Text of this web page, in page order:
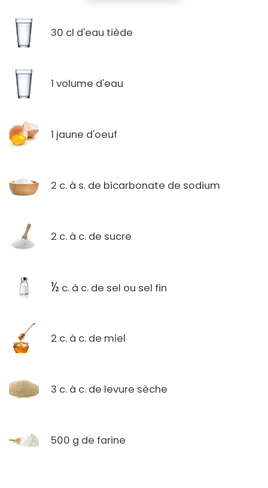
30 cl d'eau tiède
1 volume d'eau
1 jaune d'oeuf
2 c. à s. de bicarbonate de sodium
2 c. à c. de sucre
½ c. à c. de sel ou sel fin
2 c. à c. de miel
3 c. à c. de levure sèche
500 g de farine